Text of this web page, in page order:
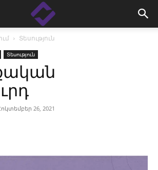
Տեսություն
Տեսություն
26, 2021